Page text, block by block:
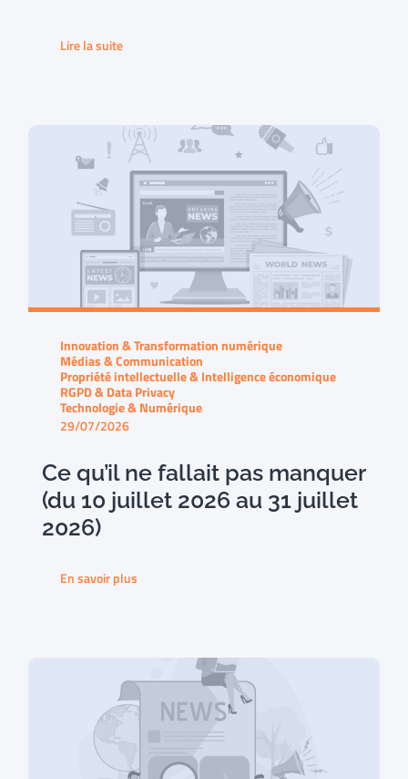
Lire la suite
Innovation & Transformation numérique
Médias & Communication
Propriété intellectuelle & Intelligence économique
RGPD & Data Privacy
Technologie & Numérique
29/07/2026
Ce qu’il ne fallait pas manquer
(du 10 juillet 2026 au 31 juillet
2026)
En savoir plus